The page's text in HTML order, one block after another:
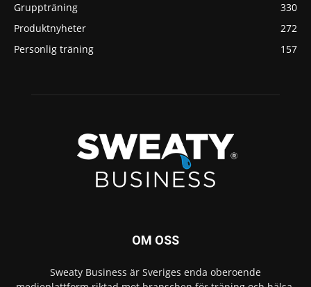
Gruppträning
330
Produktnyheter
272
Personlig träning
157
OM OSS
Sweaty Business är Sveriges enda oberoende